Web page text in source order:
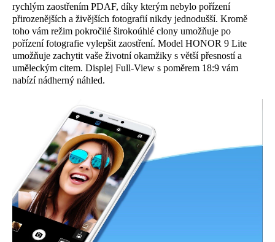
rychlým zaostřením PDAF, díky kterým nebylo pořízení
přirozenějších a živějších fotografií nikdy jednodušší. Kromě
toho vám režim pokročilé širokoúhlé clony umožňuje po
pořízení fotografie vylepšit zaostření. Model HONOR 9 Lite
umožňuje zachytit vaše životní okamžiky s větší přesností a
uměleckým citem. Displej Full-View s poměrem 18:9 vám
nabízí nádherný náhled.